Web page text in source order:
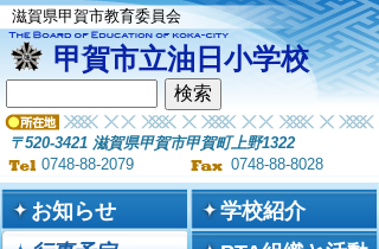
滋賀県甲賀市教育委員会
甲賀市立油日小学校
〒520-3421 滋賀県甲賀市甲賀町上野1322
0748-88-2079
0748-88-8028
お知らせ
学校紹介